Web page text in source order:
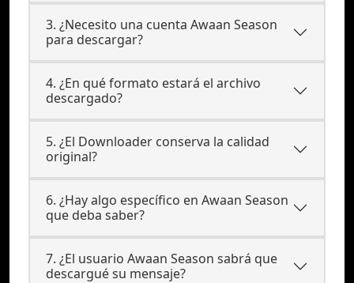
3. ¿Necesito una cuenta Awaan Season
para descargar?
4. ¿En qué formato estará el archivo
descargado?
5. ¿El Downloader conserva la calidad
original?
6. ¿Hay algo específico en Awaan Season
que deba saber?
7. ¿El usuario Awaan Season sabrá que
descargué su mensaje?